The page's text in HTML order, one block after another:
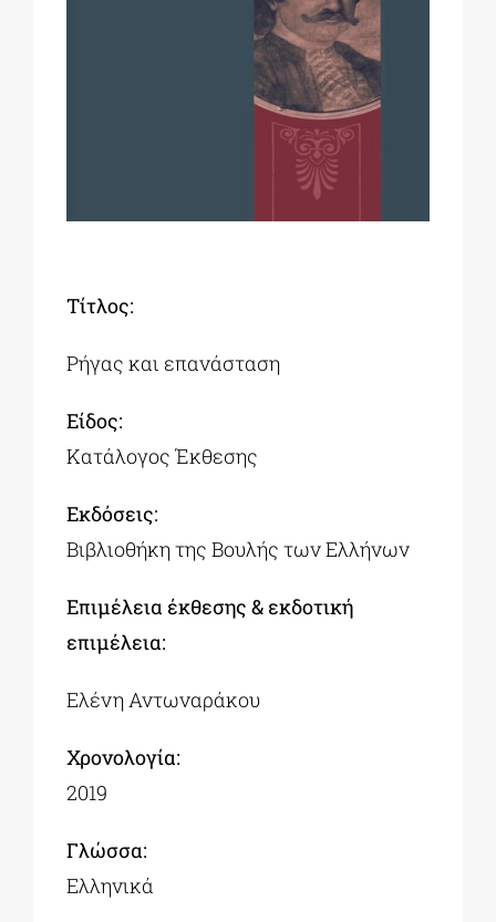
ΔΗΜΟΙ
ΕΚΔΗΛΩΣΕΙΣ
Tίτλος:
Ρήγας και επανάσταση
Είδος:
Κατάλογος Έκθεσης
Εκδόσεις:
Βιβλιοθήκη της Βουλής των Ελλήνων
Επιμέλεια έκθεσης & εκδοτική
επιμέλεια:
Ελένη Αντωναράκου
Χρονολογία:
2019
Γλώσσα:
Ελληνικά